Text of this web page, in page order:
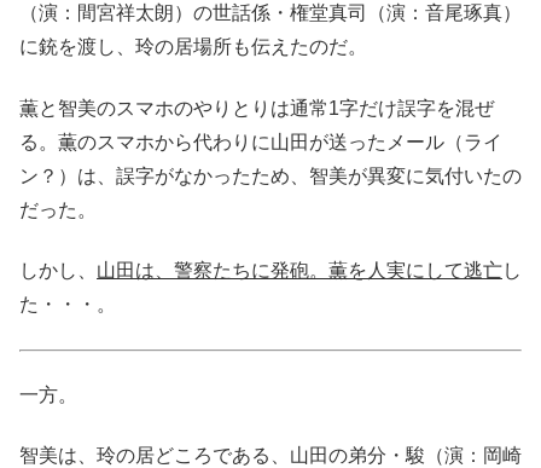
（演：間宮祥太朗）の世話係・権堂真司（演：音尾琢真）
に銃を渡し、玲の居場所も伝えたのだ。
薫と智美のスマホのやりとりは通常1字だけ誤字を混ぜ
る。薫のスマホから代わりに山田が送ったメール（ライ
ン？）は、誤字がなかったため、智美が異変に気付いたの
だった。
しかし、 山田は、警察たちに発砲。薫を人実にして逃亡し
た・・・。
一方。
智美は、玲の居どころである、山田の弟分・駿（演：岡崎